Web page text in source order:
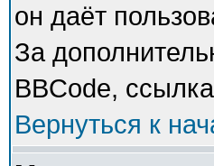
он даёт
За
BBCode,
Вернуться к